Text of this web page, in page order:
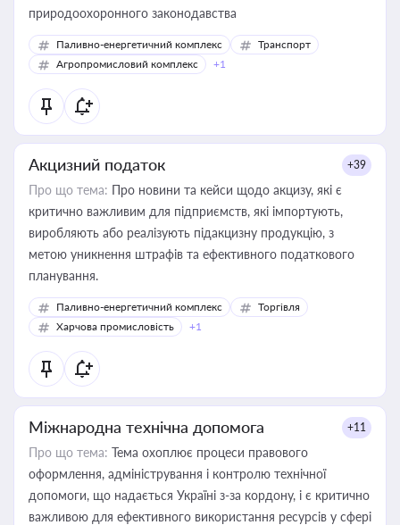
природоохоронного законодавства
Паливно-енергетичний комплекс
Транспорт
Агропромисловий комплекс
+1
Акцизний податок +39
Про що тема: Про новини та кейси щодо акцизу, які є
критично важливим для підприємств, які імпортують,
виробляють або реалізують підакцизну продукцію, з
метою уникнення штрафів та ефективного податкового
планування.
Паливно-енергетичний комплекс
Торгівля
Харчова промисловість
+1
Міжнародна технічна допомога +11
Про що тема: Тема охоплює процеси правового
оформлення, адміністрування і контролю технічної
допомоги, що надається Україні з-за кордону, і є критично
важливою для ефективного використання ресурсів у сфері